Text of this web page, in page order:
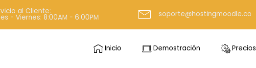
al Cliente:
- Viernes: 8:00AM - 6:00PM soporte@hostingmoodle.co
Inicio Demostración Precios